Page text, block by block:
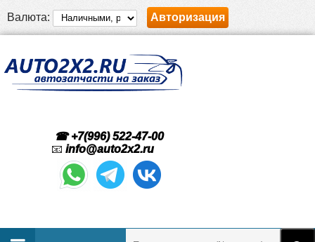
Валюта: Авторизация
☎ +7(996) 522-47-00
📧 info@auto2x2.ru